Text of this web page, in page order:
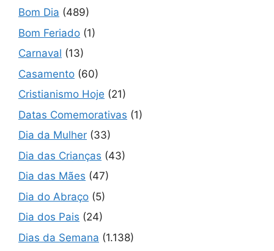
Bom Dia (489)
Bom Feriado (1)
Carnaval (13)
Casamento (60)
Cristianismo Hoje (21)
Datas Comemorativas (1)
Dia da Mulher (33)
Dia das Crianças (43)
Dia das Mães (47)
Dia do Abraço (5)
Dia dos Pais (24)
Dias da Semana (1.138)